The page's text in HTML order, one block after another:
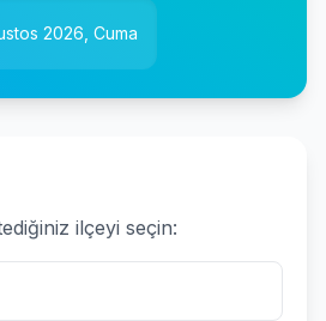
2026, Cuma
ilçeyi seçin: